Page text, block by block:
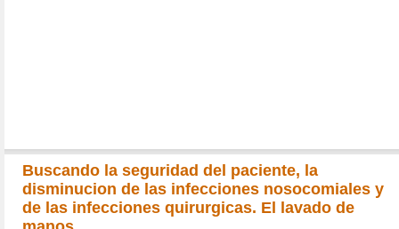
Buscando la seguridad del paciente, la
disminucion de las infecciones nosocomiales y
de las infecciones quirurgicas. El lavado de